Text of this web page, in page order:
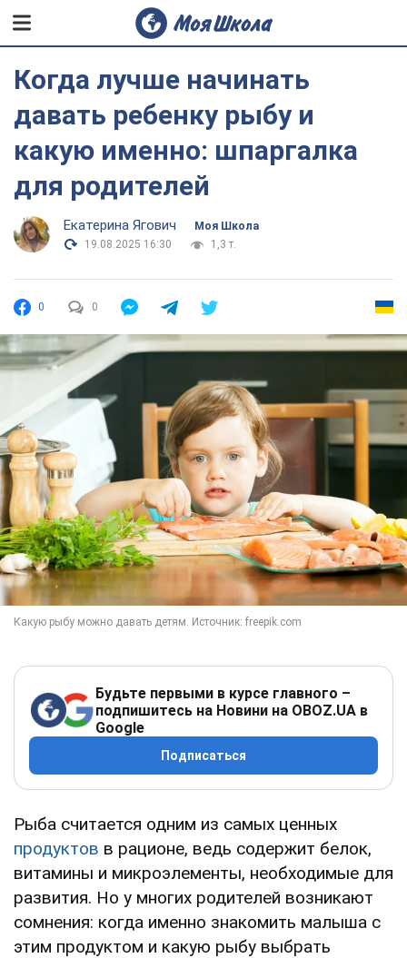
Когда лучше начинать
давать ребенку рыбу и
какую именно: шпаргалка
для родителей
Екатерина Ягович
Моя Школа
19.08.2025 16:30
1,3 т.
0 0
Будьте первыми в курсе главного –
подпишитесь на Новини на OBOZ.UA в
Google
Подписаться
Рыба считается одним из самых ценных
продуктов в рационе, ведь содержит белок,
витамины и микроэлементы, необходимые для
развития. Но у многих родителей возникают
сомнения: когда именно знакомить малыша с
этим продуктом и какую рыбу выбрать